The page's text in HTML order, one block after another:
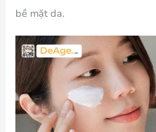
bề mặt da.